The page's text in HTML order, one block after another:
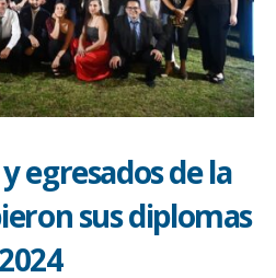
egresados de la
sus diplomas